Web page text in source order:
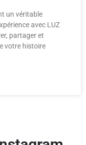
un véritable
avec LUZ
partager et
votre histoire